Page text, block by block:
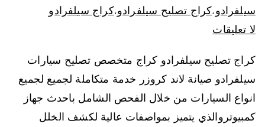
سيلفرادو،كراج تصليح سيلفرادو،كراج سيلفرادو
لا تعليقات
كراج تصليح سيلفرادو كراج متخصص تصليح سيارات
سيلفرادو صيانة لاند كروزر خدمة متكاملة لجميع لجميع
انواع السيارات من خلال الفحص الشامل باحدث جهاز
كمبيوتروالذي يتميز بمواصفات عالية لكشف الخلل